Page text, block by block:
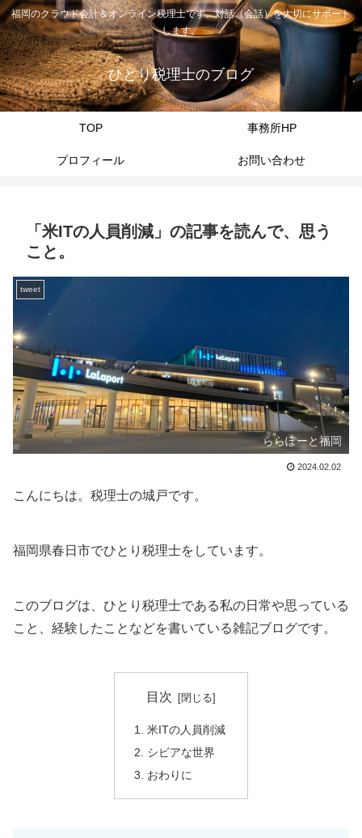
福岡のクラウド会計＆オンライン税理士です。対話（会話）を大切にサポート
します。
ひとり税理士のブログ
TOP 事務所HP
プロフィール お問い合わせ
「米ITの人員削減」の記事を読んで、思う
こと。
tweet
ららぽーと福岡
2024.02.02
こんにちは。税理士の城戸です。
福岡県春日市でひとり税理士をしています。
このブログは、ひとり税理士である私の日常や思っている
こと、経験したことなどを書いている雑記ブログです。
目次
米ITの人員削減
シビアな世界
おわりに